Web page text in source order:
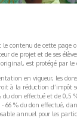
contenu de cette page
de projet et de ses
original, est protégé par
en vigueur, les
à la réduction d’impôt
du don effectué et de 0,5
- 66 % du don effectué,
annuel pour les